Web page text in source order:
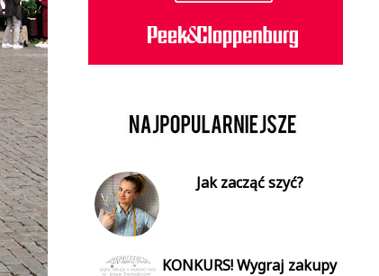
Jak zacząć szyć?
KONKURS! Wygraj zakupy